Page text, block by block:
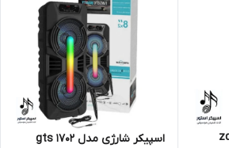
اسپیکر شارژی مدل 1702 gts